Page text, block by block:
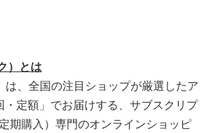
）とは
は、全国の注目ショップが厳選したア
・定額」でお届けする、サブスクリプ
期購入）専門のオンラインショッピ